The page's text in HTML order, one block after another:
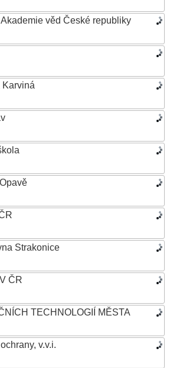
věd České republiky
Strakonice
ČR
TECHNOLOGIÍ MĚSTA
v.v.i.